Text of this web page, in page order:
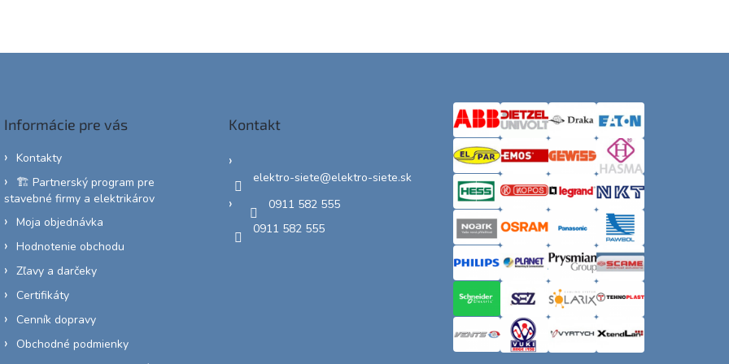
Informácie pre vás
Kontakty
🏗️ Partnerský program pre
stavebné firmy a elektrikárov
Moja objednávka
Hodnotenie obchodu
Zľavy a darčeky
Certifikáty
Cenník dopravy
Obchodné podmienky
Kontakt
elektro-siete@elektro-siete.sk
0911 582 555
0911 582 555